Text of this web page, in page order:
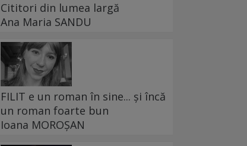
Cititori din lumea largă
Ana Maria SANDU
FILIT e un roman în sine... și încă
un roman foarte bun
Ioana MOROȘAN